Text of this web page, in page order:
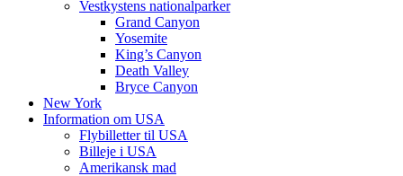
Vestkystens nationalparker
Grand Canyon
Yosemite
King’s Canyon
Death Valley
Bryce Canyon
New York
Information om USA
Flybilletter til USA
Billeje i USA
Amerikansk mad